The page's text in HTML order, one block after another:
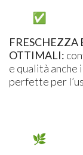
FRESCHEZZA
OTTIMALI:
e qualità anche
perfette per